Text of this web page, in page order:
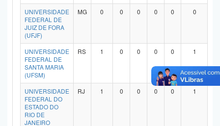
UNIVERSIDADE
FEDERAL DE
JUIZ DE FORA
(UFJF)
MG 0 0 0 0 0 0
UNIVERSIDADE
FEDERAL DE
SANTA MARIA
(UFSM)
RS 1 0 0 0 0 1
UNIVERSIDADE
FEDERAL DO
ESTADO DO
RIO DE
JANEIRO
RJ 1 0 0 0 0 1